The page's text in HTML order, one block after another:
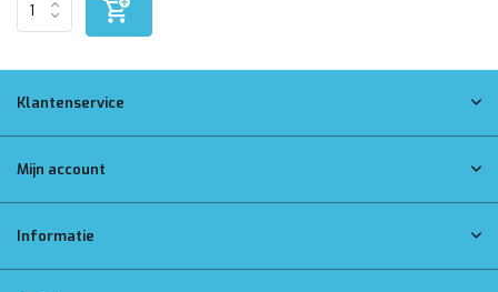
Klantenservice
Mijn account
Informatie